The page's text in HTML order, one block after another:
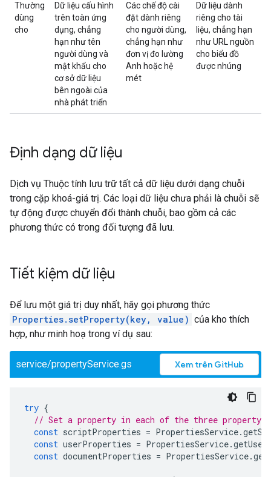
Thường
dùng
cho
Dữ liệu cấu hình
trên toàn ứng
dụng, chẳng
hạn như tên
người dùng và
mật khẩu cho
cơ sở dữ liệu
bên ngoài của
nhà phát triển
Các chế độ cài
đặt dành riêng
cho người dùng,
chẳng hạn như
đơn vị đo lường
Anh hoặc hệ
mét
Dữ liệu dành
riêng cho tài
liệu, chẳng hạn
như URL nguồn
cho biểu đồ
được nhúng
Định dạng dữ liệu
Dịch vụ Thuộc tính lưu trữ tất cả dữ liệu dưới dạng chuỗi
trong cặp khoá-giá trị. Các loại dữ liệu chưa phải là chuỗi sẽ
tự động được chuyển đổi thành chuỗi, bao gồm cả các
phương thức có trong đối tượng đã lưu.
Tiết kiệm dữ liệu
Để lưu một giá trị duy nhất, hãy gọi phương thức
Properties.setProperty(key, value) của kho thích
hợp, như minh hoạ trong ví dụ sau:
service/propertyService.gs Xem trên GitHub
try {
// Set a property in each of the three property
const scriptProperties = PropertiesService.
const userProperties = PropertiesService.
const documentProperties = PropertiesService.